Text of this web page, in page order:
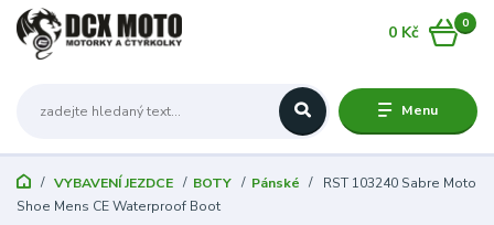
Menu
0
0 Kč
VYBAVENÍ JEZDCE BOTY Pánské
RST 103240 Sabre Moto
Shoe Mens CE Waterproof Boot